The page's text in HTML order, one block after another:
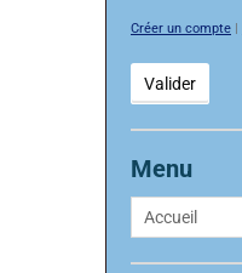
Créer un compte |
Valider
Menu